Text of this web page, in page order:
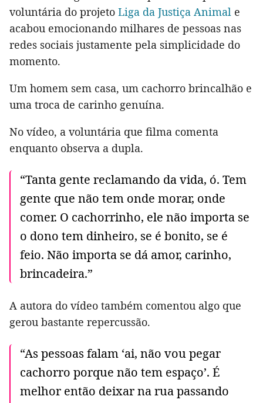
voluntária do projeto Liga da Justiça Animal e
acabou emocionando milhares de pessoas nas
redes sociais justamente pela simplicidade do
momento.
Um homem sem casa, um cachorro brincalhão e
uma troca de carinho genuína.
No vídeo, a voluntária que filma comenta
enquanto observa a dupla.
“Tanta gente reclamando da vida, ó. Tem
gente que não tem onde morar, onde
comer. O cachorrinho, ele não importa se
o dono tem dinheiro, se é bonito, se é
feio. Não importa se dá amor, carinho,
brincadeira.”
A autora do vídeo também comentou algo que
gerou bastante repercussão.
“As pessoas falam ‘ai, não vou pegar
cachorro porque não tem espaço’. É
melhor então deixar na rua passando